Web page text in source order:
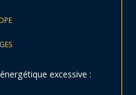
excessive :